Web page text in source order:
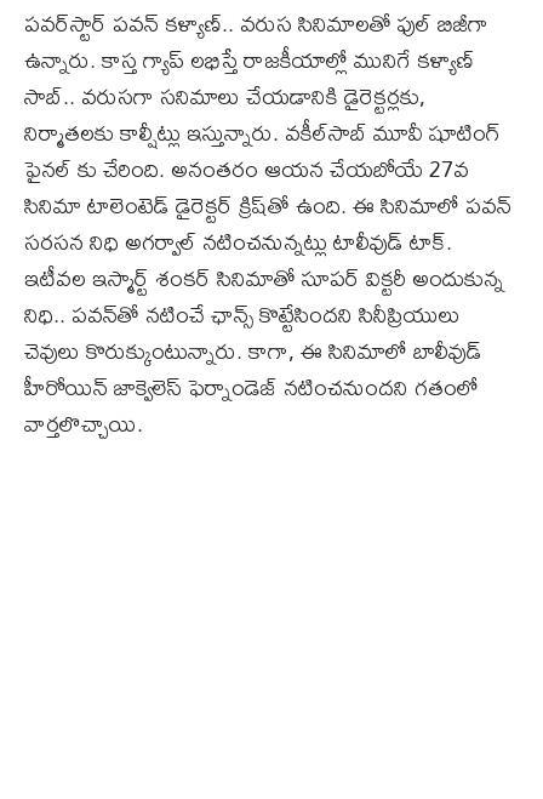
పవర్‌స్టార్‌ పవన్‌ కళ్యాణ్‌.. వరుస సినిమాలతో ఫుల్‌ బిజీగా
ఉన్నారు. కాస్త గ్యాప్ లభిస్తే రాజకీయాల్లో మునిగే కళ్యాణ్‌
సాబ్‌.. వరుసగా సనిమాలు చేయడానికి డైరెక్టర్లకు,
నిర్మాతలకు కాల్షీట్లు ఇస్తున్నారు. వకీల్‌సాబ్‌ మూవీ షూటింగ్‌
ఫైనల్‌ కు చేరింది. అనంతరం ఆయన చేయబోయే 27వ
సినిమా టాలెంటెడ్ డైరెక్టర్ క్రిష్‌తో ఉంది. ఈ సినిమాలో పవన్
సరసన నిధి అగర్వాల్ నటించనున్నట్లు టాలీవుడ్ టాక్‌.
ఇటీవల ఇస్మార్ట్ శంకర్‌ సినిమాతో సూపర్‌ విక్టరీ అందుకున్న
నిధి.. పవన్‌తో నటించే ఛాన్స్‌ కొట్టేసిందని సినీప్రియులు
చెవులు కొరుక్కుంటున్నారు. కాగా, ఈ సినిమాలో బాలీవుడ్
హీరోయిన్‌ జాక్వెలెస్‌ ఫెర్నాండెజ్‌ నటించనుందని గతంలో
వార్తలొచ్చాయి.